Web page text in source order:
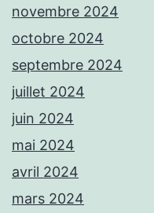
novembre 2024
octobre 2024
septembre 2024
juillet 2024
juin 2024
mai 2024
avril 2024
mars 2024